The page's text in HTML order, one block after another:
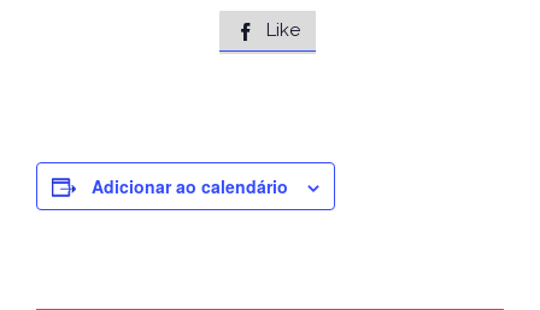
 Like
Adicionar ao calendário